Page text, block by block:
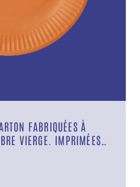
FABRIQUÉES À
VIERGE. IMPRIMÉES